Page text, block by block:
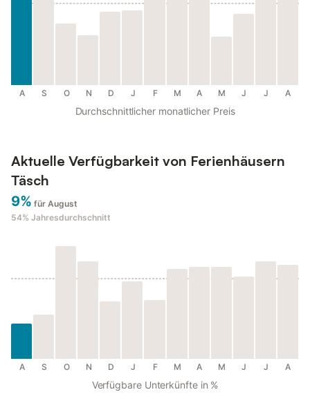
A S O N D J F M A M J J A
Durchschnittlicher monatlicher Preis
Aktuelle Verfügbarkeit von Ferienhäusern
Täsch
9% für August
54% Jahresdurchschnitt
A S O N D J F M A M J J A
Verfügbare Unterkünfte in %